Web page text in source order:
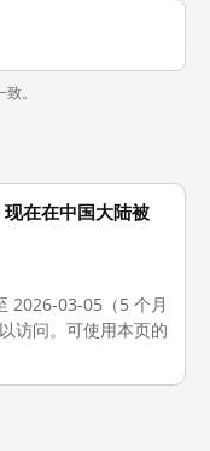
。
在在中国大陆被
03-05（5 个月
访问。可使用本页的